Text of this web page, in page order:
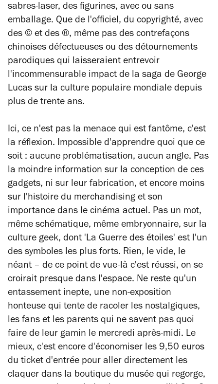
sabres-laser, des figurines, avec ou sans
emballage. Que de l'officiel, du copyrighté, avec
des © et des ®, même pas des contrefaçons
chinoises défectueuses ou des détournements
parodiques qui laisseraient entrevoir
l'incommensurable impact de la saga de George
Lucas sur la culture populaire mondiale depuis
plus de trente ans.
Ici, ce n'est pas la menace qui est fantôme, c'est
la réflexion. Impossible d'apprendre quoi que ce
soit : aucune problématisation, aucun angle. Pas
la moindre information sur la conception de ces
gadgets, ni sur leur fabrication, et encore moins
sur l'histoire du merchandising et son
importance dans le cinéma actuel. Pas un mot,
même schématique, même embryonnaire, sur la
culture geek, dont 'La Guerre des étoiles' est l'un
des symboles les plus forts. Rien, le vide, le
néant – de ce point de vue-là c'est réussi, on se
croirait presque dans l'espace. Ne reste qu'un
entassement inepte, une non-exposition
honteuse qui tente de racoler les nostalgiques,
les fans et les parents qui ne savent pas quoi
faire de leur gamin le mercredi après-midi. Le
mieux, c'est encore d'économiser les 9,50 euros
du ticket d'entrée pour aller directement les
claquer dans la boutique du musée qui regorge,